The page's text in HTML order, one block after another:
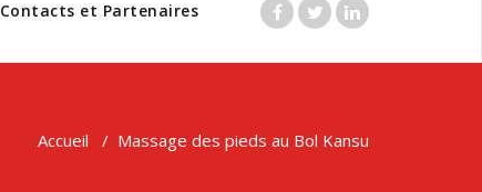
Contacts et Partenaires
Accueil / Massage des pieds au Bol Kansu